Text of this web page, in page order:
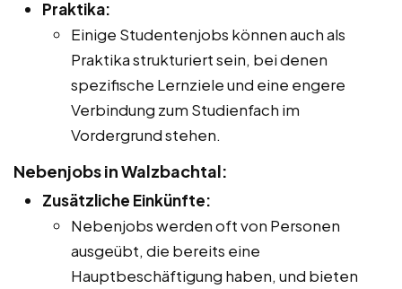
Praktika:
Einige Studentenjobs können auch als
Praktika strukturiert sein, bei denen
spezifische Lernziele und eine engere
Verbindung zum Studienfach im
Vordergrund stehen.
Nebenjobs in Walzbachtal:
Zusätzliche Einkünfte:
Nebenjobs werden oft von Personen
ausgeübt, die bereits eine
Hauptbeschäftigung haben, und bieten